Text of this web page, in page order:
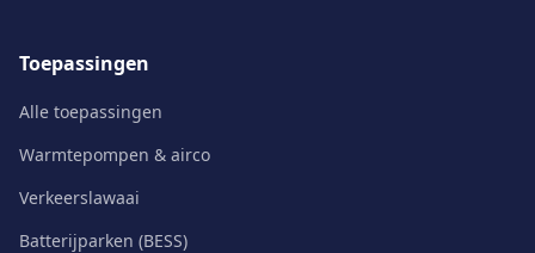
Toepassingen
Alle toepassingen
Warmtepompen & airco
Verkeerslawaai
Batterijparken (BESS)